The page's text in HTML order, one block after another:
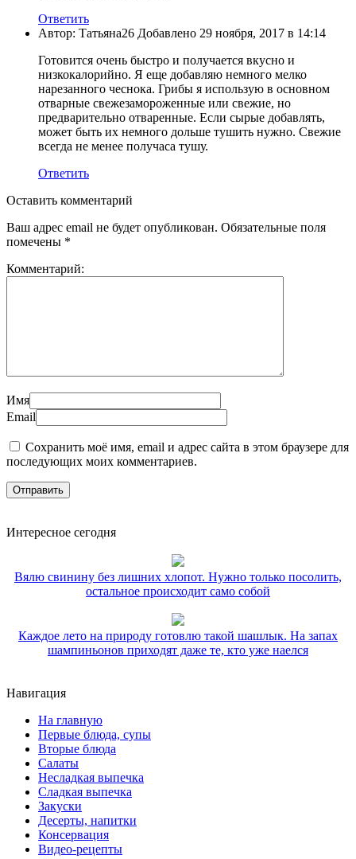
Ответить
Автор: Татьяна26 Добавлено 29 ноября, 2017 в 14:14
Готовится очень быстро и получается вкусно и
низкокалорийно. Я еще добавляю немного мелко
нарезанного чеснока. Грибы я использую в основном
отварные свежезамороженные или свежие, но
предварительно отваренные. Если сырые добавлять,
может быть их немного дольше тушить нужно. Свежие
всегда не менее получаса тушу.
Ответить
Оставить комментарий
Ваш адрес email не будет опубликован. Обязательные поля
помечены *
Комментарий:
Имя
Email
Сохранить моё имя, email и адрес сайта в этом браузере для
последующих моих комментариев.
Интересное сегодня
Вялю свинину без лишних хлопот. Нужно только посолить,
остальное происходит само собой
Каждое лето на природу готовлю такой шашлык. На запах
шампиньонов приходят даже те, кто уже наелся
Навигация
На главную
Первые блюда, супы
Вторые блюда
Салаты
Несладкая выпечка
Сладкая выпечка
Закуски
Десерты, напитки
Консервация
Видео-рецепты